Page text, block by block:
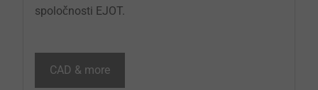
spoločnosti EJOT.
CAD & more